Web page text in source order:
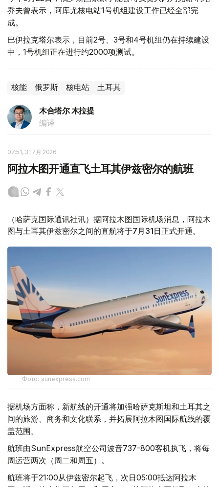
乔夫曾表示，阿库尤核电站1号机组建设工作已经全部完
成。
巴伊拉克塔尔表示，目前2号、3号和4号机组仍在持续建设
中，1号机组正在进行约2000项测试。
核能 俄罗斯 核电站 土耳其
木合塔尔 木拉提
编译
07:51, 31 7月 2026
阿拉木图开通直飞土耳其伊兹密尔的航班
（哈萨克国际通讯社讯）据阿拉木图国际机场消息，阿拉木
图与土耳其伊兹密尔之间的直航将于7月31日正式开通。
Фото: sunexpress.com
据机场方面称，新航线的开通将加强哈萨克斯坦和土耳其之
间的旅游、商务和文化联系，并拓展阿拉木图国际航线的覆
盖范围。
航班由SunExpress航空公司波音737-800客机执飞，将每
周运营两次（周二和周五）。
航班将于21:00从伊兹密尔起飞，次日05:00抵达阿拉木
图。返程航班将于每周三和周六6:25从阿拉木图起飞，当地